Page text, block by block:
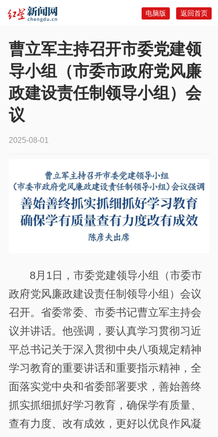
返回首页
电脑版
曹立军主持召开市委党建领
导小组（市委市政府党风廉
政建设责任制领导小组）会
议
2025-08-01
8月 1 日，市委党建领导小组（市委市
政府党风廉政建设责任制领导小组）会议
召开。省委常委、市委书记曹立军主持会
议并讲话。他强调，要认真学习贯彻习近
平总书记关于深入贯彻中央八项规定精神
学习教育的重要讲话和重要指示精神，全
面落实党中央和省委部署要求，善始善终
抓实抓细抓好学习教育，确保学有质量、
查有力度、改有成效，更好以优良作风凝